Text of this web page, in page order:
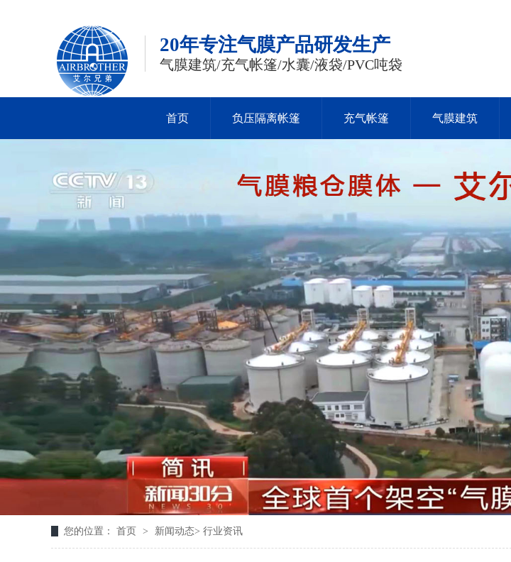
20年专注气膜产品研发生产
气膜建筑/充气帐篷/水囊/液袋/PVC吨袋
首页 负压隔离帐篷 充气帐篷 气膜建筑
您的位置： 首页 > 新闻动态> 行业资讯